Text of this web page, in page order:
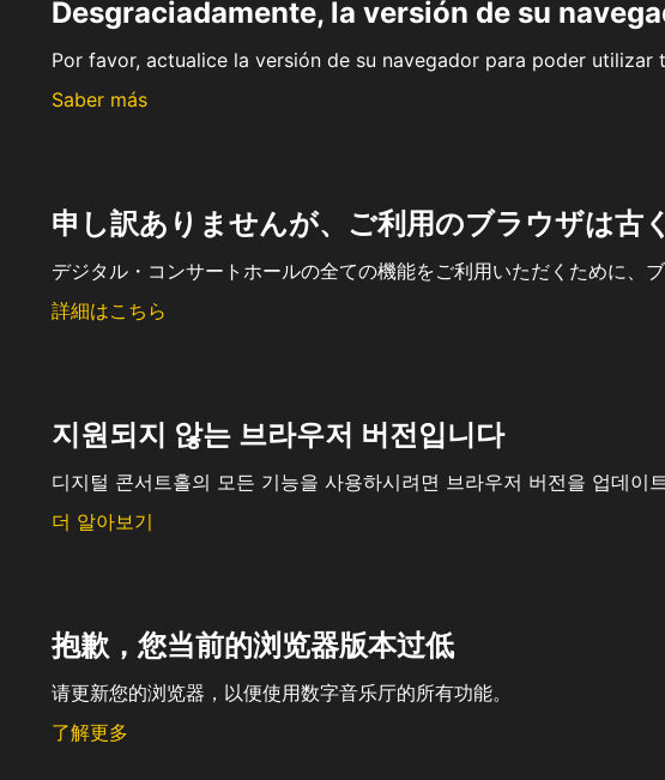
Desgraciadamente, la versión de su
Por favor, actualice la versión de su navegador para poder
Saber más
申し訳ありませんが、ご利用のブラウザは古
デジタル・コンサートホールの全ての機能をご利用いただくために、
詳細はこちら
지원되지 않는 브라우저 버전입니다
디지털 콘서트홀의 모든 기능을 사용하시려면 브라우저 버전을 업데이
더 알아보기
抱歉，您当前的浏览器版本过低
请更新您的浏览器，以便使用数字音乐厅的所有功能。
了解更多